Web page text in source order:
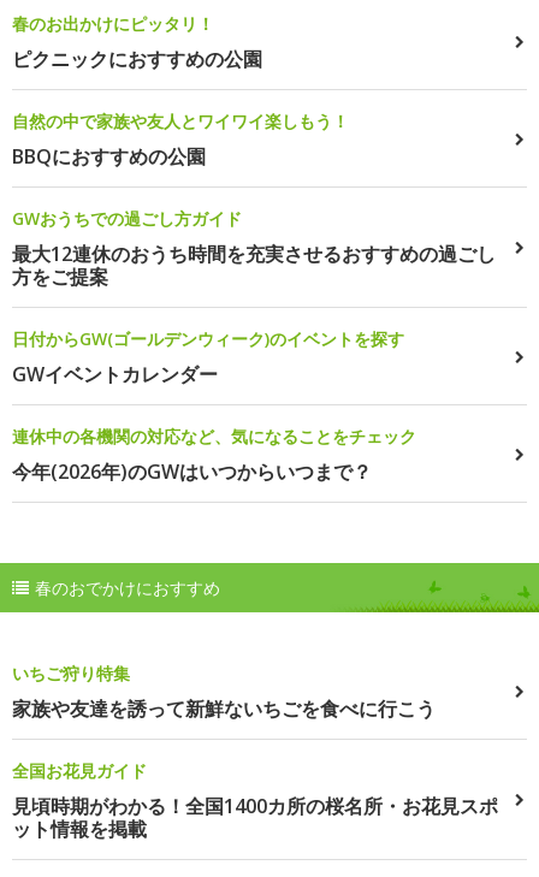
春のお出かけにピッタリ！
ピクニックにおすすめの公園
自然の中で家族や友人とワイワイ楽しもう！
BBQにおすすめの公園
GWおうちでの過ごし方ガイド
最大12連休のおうち時間を充実させるおすすめの過ごし
方をご提案
日付からGW(ゴールデンウィーク)のイベントを探す
GWイベントカレンダー
連休中の各機関の対応など、気になることをチェック
今年(2026年)のGWはいつからいつまで？
春のおでかけにおすすめ
いちご狩り特集
家族や友達を誘って新鮮ないちごを食べに行こう
全国お花見ガイド
見頃時期がわかる！全国1400カ所の桜名所・お花見スポ
ット情報を掲載